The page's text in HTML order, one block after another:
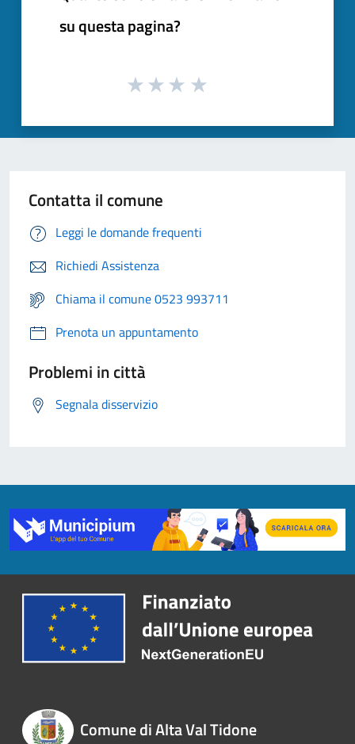
su questa pagina?
Contatta il comune
Leggi le domande frequenti
Richiedi Assistenza
Chiama il comune 0523 993711
Prenota un appuntamento
Problemi in città
Segnala disservizio
Comune di Alta Val Tidone